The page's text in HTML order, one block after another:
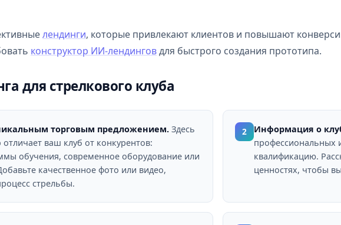
лендинги, которые привлекают клиентов и повышают
конструктор ИИ-лендинговдля быстрого создания прототипа.
для стрелкового клуба
торговым предложением. Здесь
ваш клуб от конкурентов:
обучения, современное оборудование или
качественное фото или видео,
стрельбы.
2 Информация о
профессиональных
квалификацию.
ценностях, чтобы